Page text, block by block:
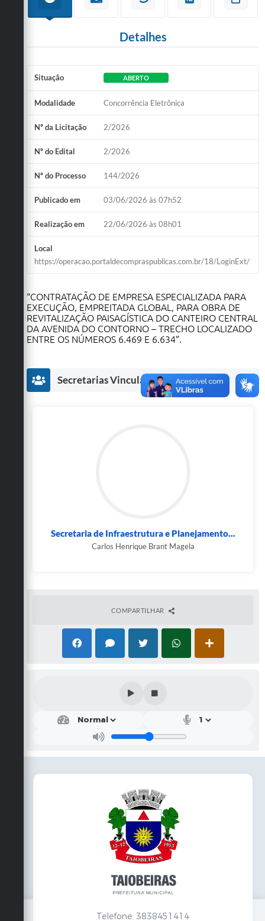
Legislação
Notícias
Conselho Tutelar.
Carta de Serviços
Obras
Emprega
Links
Telefones Úteis
Sala M. do Empreendedor
Secretarias
Detalhes
Situação ABERTO
Modalidade Concorrência Eletrônica
Nº da Licitação 2/2026
Nº do Edital 2/2026
Nº do Processo 144/2026
Publicado em 03/06/2026 às 07h52
Realização em 22/06/2026 às 08h01
Local
https://operacao.portaldecompraspublicas.com.br/18/LoginExt/
“CONTRATAÇÃO DE EMPRESA ESPECIALIZADA PARA
EXECUÇÃO, EMPREITADA GLOBAL, PARA OBRA DE
REVITALIZAÇÃO PAISAGÍSTICA DO CANTEIRO CENTRAL
DA AVENIDA DO CONTORNO – TRECHO LOCALIZADO
ENTRE OS NÚMEROS 6.469 E 6.634”.
Secretarias Vinculadas
Secretaria de Infraestrutura e Planejamento...
Carlos Henrique Brant Magela
COMPARTILHAR
Telefone: 3838451414